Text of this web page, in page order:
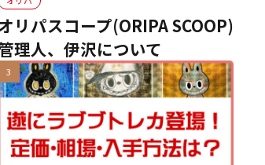
リパスコープ(ORIPA SCOOP)
理人、伊沢について